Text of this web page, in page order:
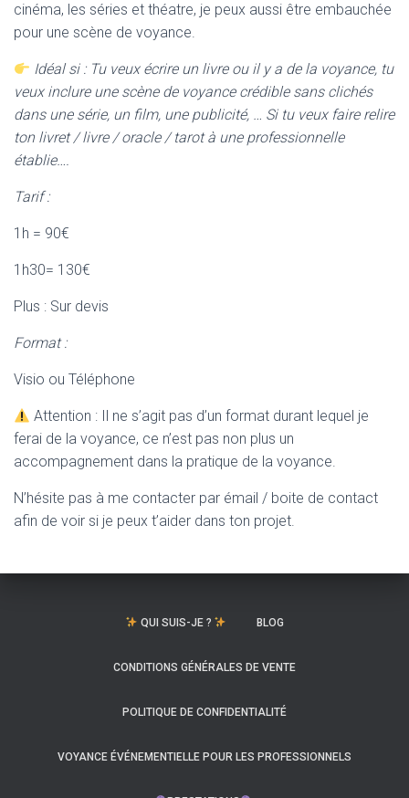
cinéma, les séries et théatre, je peux aussi être embauchée
pour une scène de voyance.
Idéal si : Tu veux écrire un livre ou il y a de la voyance, tu
veux inclure une scène de voyance crédible sans clichés
dans une série, un film, une publicité, … Si tu veux faire relire
ton livret / livre / oracle / tarot à une professionnelle
établie….
Tarif :
1h = 90€
1h30= 130€
Plus : Sur devis
Format :
Visio ou Téléphone
Attention : Il ne s’agit pas d’un format durant lequel je
ferai de la voyance, ce n’est pas non plus un
accompagnement dans la pratique de la voyance.
N’hésite pas à me contacter par émail / boite de contact
afin de voir si je peux t’aider dans ton projet.
QUI SUIS-JE ? BLOG
CONDITIONS GÉNÉRALES DE VENTE
POLITIQUE DE CONFIDENTIALITÉ
VOYANCE ÉVÉNEMENTIELLE POUR LES PROFESSIONNELS